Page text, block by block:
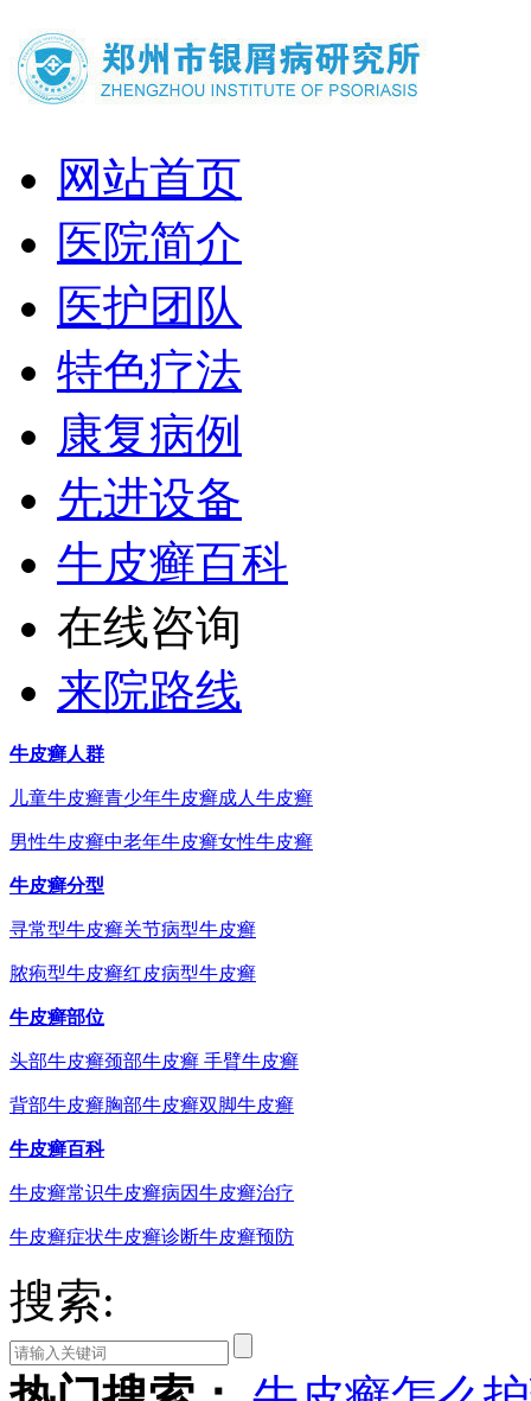
网站首页
医院简介
医护团队
特色疗法
康复病例
先进设备
牛皮癣百科
在线咨询
来院路线
牛皮癣人群
儿童牛皮癣青少年牛皮癣成人牛皮癣
男性牛皮癣中老年牛皮癣女性牛皮癣
牛皮癣分型
寻常型牛皮癣关节病型牛皮癣
脓疱型牛皮癣红皮病型牛皮癣
牛皮癣部位
头部牛皮癣颈部牛皮癣 手臂牛皮癣
背部牛皮癣胸部牛皮癣双脚牛皮癣
牛皮癣百科
牛皮癣常识牛皮癣病因牛皮癣治疗
牛皮癣症状牛皮癣诊断牛皮癣预防
搜索: